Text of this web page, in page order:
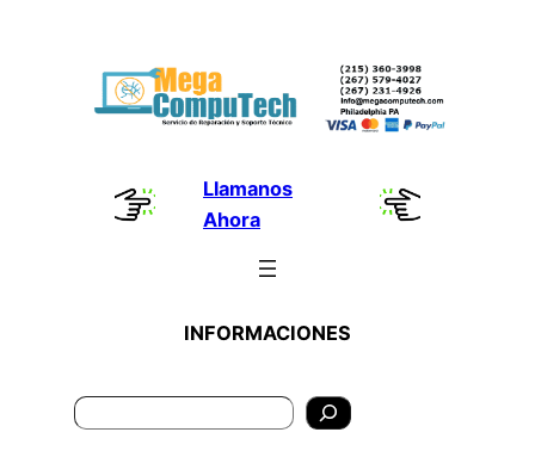
Llamanos
Ahora
INFORMACIONES